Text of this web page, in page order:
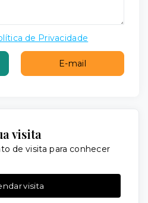
de Privacidade
E-mail
visita
de visita para conhecer
visita